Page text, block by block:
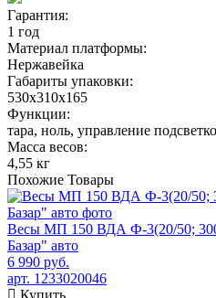
Гарантия:
1 год
Материал платформы:
Нержавейка
Габариты упаковки:
530х310х165
Функции:
тара, ноль, управление
Масса весов:
4,55 кг
Похожие Товары
Весы МП 150 ВДА Ф-3(20/50;
Базар" авто
6 990 руб.
арт. 1233020046
Купить